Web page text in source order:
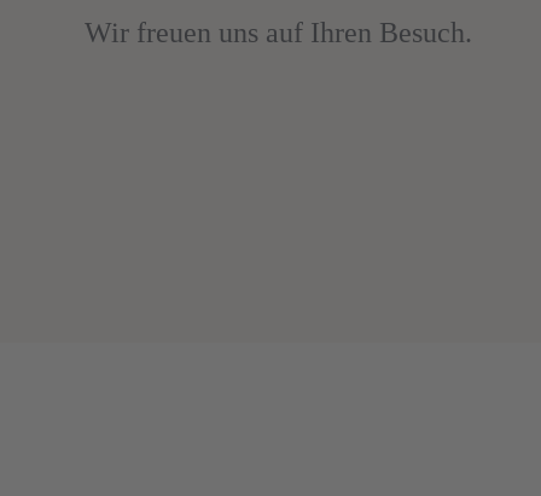
Wir freuen uns auf Ihren Besuch.